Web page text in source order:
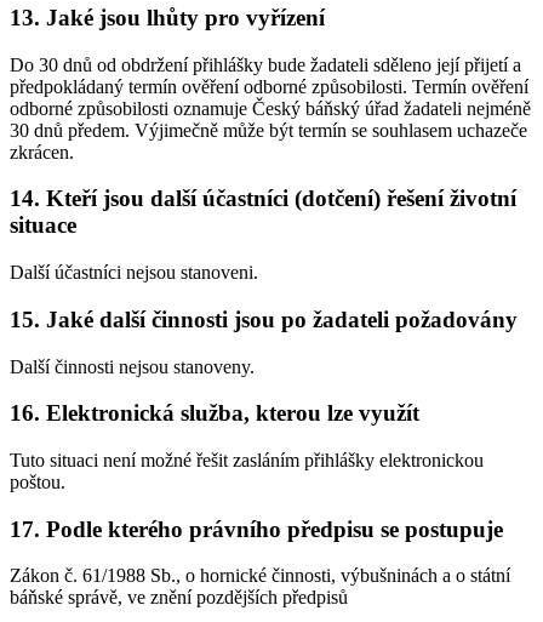
13. Jaké jsou lhůty pro vyřízení
Do 30 dnů od obdržení přihlášky bude žadateli sděleno její přijetí a
předpokládaný termín ověření odborné způsobilosti. Termín ověření
odborné způsobilosti oznamuje Český báňský úřad žadateli nejméně
30 dnů předem. Výjimečně může být termín se souhlasem uchazeče
zkrácen.
14. Kteří jsou další účastníci (dotčení) řešení životní
situace
Další účastníci nejsou stanoveni.
15. Jaké další činnosti jsou po žadateli požadovány
Další činnosti nejsou stanoveny.
16. Elektronická služba, kterou lze využít
Tuto situaci není možné řešit zasláním přihlášky elektronickou
poštou.
17. Podle kterého právního předpisu se postupuje
Zákon č. 61/1988 Sb., o hornické činnosti, výbušninách a o státní
báňské správě, ve znění pozdějších předpisů